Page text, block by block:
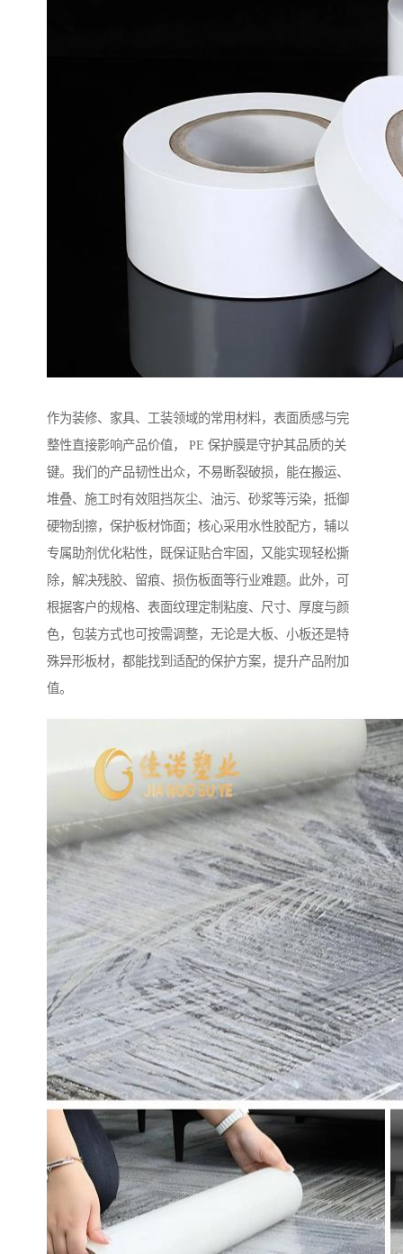
作为装修、家具、工装领域的常用材料，表面质感与完
整性直接影响产品价值， PE 保护膜是守护其品质的关
键。我们的产品韧性出众，不易断裂破损，能在搬运、
堆叠、施工时有效阻挡灰尘、油污、砂浆等污染，抵御
硬物刮擦，保护板材饰面；核心采用水性胶配方，辅以
专属助剂优化粘性，既保证贴合牢固，又能实现轻松撕
除，解决残胶、留痕、损伤板面等行业难题。此外，可
根据客户的规格、表面纹理定制粘度、尺寸、厚度与颜
色，包装方式也可按需调整，无论是大板、小板还是特
殊异形板材，都能找到适配的保护方案，提升产品附加
值。